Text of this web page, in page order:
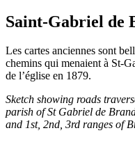
Saint-Gabriel de
Les cartes anciennes sont
chemins qui menaient à St-
de l’église en 1879.
Sketch showing roads
parish of St Gabriel de
and 1st, 2nd, 3rd ranges of